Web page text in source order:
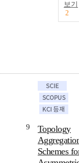
보기
2
9
Topology
Schemes